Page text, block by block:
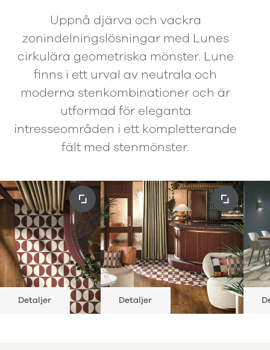
Uppnå djärva och vackra
zonindelningslösningar med Lunes
cirkulära geometriska mönster. Lune
finns i ett urval av neutrala och
moderna stenkombinationer och är
utformad för eleganta
intresseområden i ett kompletterande
fält med stenmönster.
Detaljer Detaljer